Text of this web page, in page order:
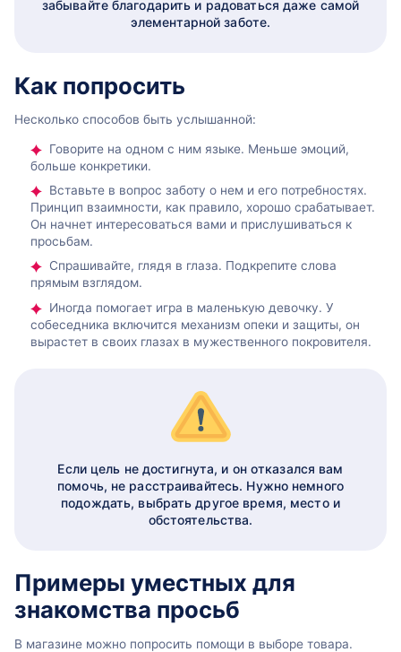
забывайте благодарить и радоваться даже самой
элементарной заботе.
Как попросить
Несколько способов быть услышанной:
Говорите на одном с ним языке. Меньше эмоций,
больше конкретики.
Вставьте в вопрос заботу о нем и его потребностях.
Принцип взаимности, как правило, хорошо срабатывает.
Он начнет интересоваться вами и прислушиваться к
просьбам.
Спрашивайте, глядя в глаза. Подкрепите слова
прямым взглядом.
Иногда помогает игра в маленькую девочку. У
собеседника включится механизм опеки и защиты, он
вырастет в своих глазах в мужественного покровителя.
Если цель не достигнута, и он отказался вам
помочь, не расстраивайтесь. Нужно немного
подождать, выбрать другое время, место и
обстоятельства.
Примеры уместных для
знакомства просьб
В магазине можно попросить помощи в выборе товара.